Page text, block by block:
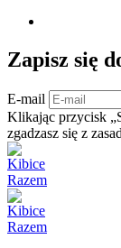
Zapisz się
E-mail
Klikając przycisk
zgadzasz się z